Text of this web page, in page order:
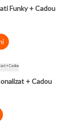
Funky + Cadou
+ Cadou